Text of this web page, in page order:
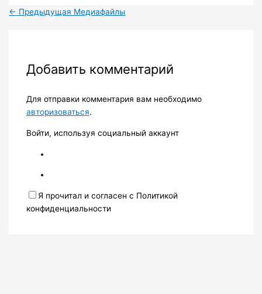
← Предыдущая Медиафайлы
Добавить комментарий
Для отправки комментария вам необходимо
авторизоваться.
Войти, используя социальный аккаунт
Я прочитал и согласен с Политикой
конфиденциальности